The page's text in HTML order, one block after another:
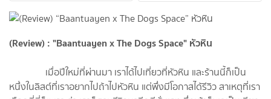
(Review) : "Baantuayen x The Dogs Space" หัวหิน
เมื่อปีใหม่ที่ผ่านมา เราได้ไปเที่ยวที่หัวหิน และร้านนี้ก็เป็น
หนึ่งในลิสต์ที่เราอยากไปถ้าไปหัวหิน แต่พึ่งมีโอกาสได้รีวิว สาเหตุที่เรา